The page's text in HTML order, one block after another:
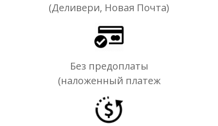
(Деливери, Новая Почта)
Без предоплаты
(наложенный платеж